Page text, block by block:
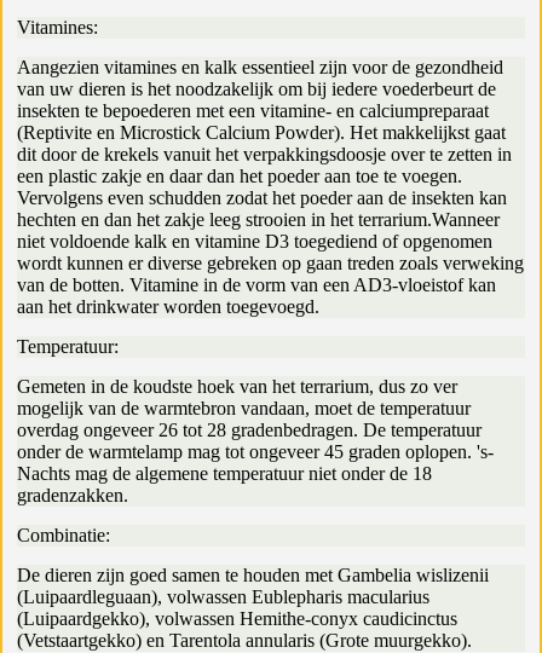
Vitamines:
Aangezien vitamines en kalk essentieel zijn voor de gezondheid
van uw dieren is het noodzakelijk om bij iedere voederbeurt de
insekten te bepoederen met een vitamine- en calciumpreparaat
(Reptivite en Microstick Calcium Powder). Het makkelijkst gaat
dit door de krekels vanuit het verpakkingsdoosje over te zetten in
een plastic zakje en daar dan het poeder aan toe te voegen.
Vervolgens even schudden zodat het poeder aan de insekten kan
hechten en dan het zakje leeg strooien in het terrarium.Wanneer
niet voldoende kalk en vitamine D3 toegediend of opgenomen
wordt kunnen er diverse gebreken op gaan treden zoals verweking
van de botten. Vitamine in de vorm van een AD3-vloeistof kan
aan het drinkwater worden toegevoegd.
Temperatuur:
Gemeten in de koudste hoek van het terrarium, dus zo ver
mogelijk van de warmtebron vandaan, moet de temperatuur
overdag ongeveer 26 tot 28 gradenbedragen. De temperatuur
onder de warmtelamp mag tot ongeveer 45 graden oplopen. 's-
Nachts mag de algemene temperatuur niet onder de 18
gradenzakken.
Combinatie:
De dieren zijn goed samen te houden met Gambelia wislizenii
(Luipaardleguaan), volwassen Eublepharis macularius
(Luipaardgekko), volwassen Hemithe-conyx caudicinctus
(Vetstaartgekko) en Tarentola annularis (Grote muurgekko).